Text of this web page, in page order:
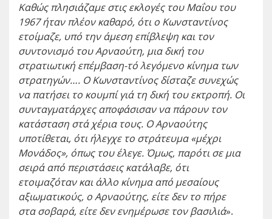
Καθώς πλησιάζαμε στις εκλογές του Μαΐου του
1967 ήταν πλέον καθαρό, ότι ο Κωνσταντίνος
ετοίμαζε, υπό την άμεση επίβλεψη και τον
συντονισμό του Αρναούτη, μια δική του
στρατιωτική επέμβαση-τό λεγόμενο κίνημα των
στρατηγών…. Ο Κωνσταντίνος δίσταζε συνεχώς
να πατήσει το κουμπί γιά τη δική του εκτροπή. Οι
συνταγματάρχες αποφάσισαν να πάρουν τον
κατάσταση στά χέρια τους. Ο Αρναούτης
υποτίθεται, ότι ήλεγχε το στράτευμα «μέχρι
Μονάδος», όπως του έλεγε. Όμως, παρότι σε μια
σειρά από περιστάσεις κατάλαβε, ότι
ετοιμαζόταν και άλλο κίνημα από μεσαίους
αξιωματικούς, ο Αρναούτης, είτε δεν το πήρε
στα σοβαρά, είτε δεν ενημέρωσε τον βασιλιά».